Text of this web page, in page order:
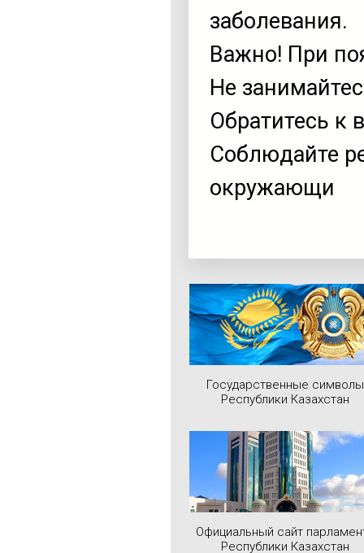
заболевания.
Важно! При
Не
Обратитесь к
Соблюдайте
окружающи
Государственные символы
Республики Казахстан
Официальный сайт
Республики Казахстан